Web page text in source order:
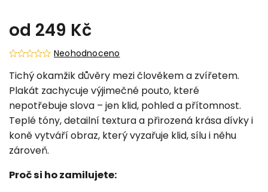
od 249 Kč
Neohodnoceno
Tichý okamžik důvěry mezi člověkem a zvířetem.
Plakát zachycuje výjimečné pouto, které
nepotřebuje slova – jen klid, pohled a přítomnost.
Teplé tóny, detailní textura a přirozená krása dívky i
koně vytváří obraz, který vyzařuje klid, sílu i něhu
zároveň.
Proč si ho zamilujete: